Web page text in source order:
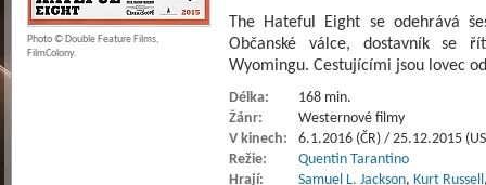
The Hateful Eight se odehrává
Občanské válce, dostavník se
Wyomingu. Cestujícími jsou lovec
Délka:
168 min.
Žánr:
Westernové filmy
V kinech:
6.1.2016 (ČR) / 25.12.2015
Režie:
Quentin Tarantino
Hrají:
Samuel L. Jackson, Kurt Russell
Photo © Double Feature Films,
FilmColony.